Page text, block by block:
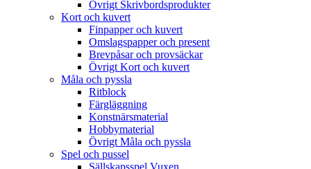
Övrigt Skrivbordsprodukter
Kort och kuvert
Finpapper och kuvert
Omslagspapper och present
Brevpåsar och provsäckar
Övrigt Kort och kuvert
Måla och pyssla
Ritblock
Färgläggning
Konstnärsmaterial
Hobbymaterial
Övrigt Måla och pyssla
Spel och pussel
Sällskapsspel Vuxen